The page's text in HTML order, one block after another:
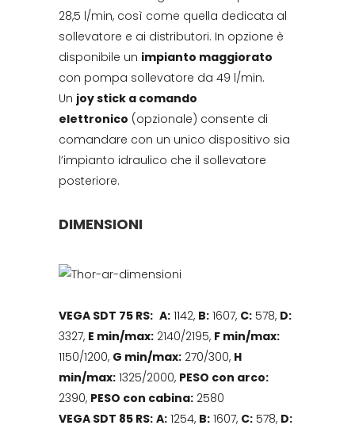
28,5 l/min, così come quella dedicata al
sollevatore e ai distributori. In opzione è
disponibile un impianto maggiorato
con pompa sollevatore da 49 l/min.
Un joy stick a comando
elettronico (opzionale) consente di
comandare con un unico dispositivo sia
l’impianto idraulico che il sollevatore
posteriore.
DIMENSIONI
VEGA SDT 75 RS: A: 1142, B: 1607, C: 578, D:
3327, E min/max: 2140/2195, F min/max:
1150/1200, G min/max: 270/300, H
min/max: 1325/2000, PESO con arco:
2390, PESO con cabina: 2580
VEGA SDT 85 RS: A: 1254, B: 1607, C: 578, D: